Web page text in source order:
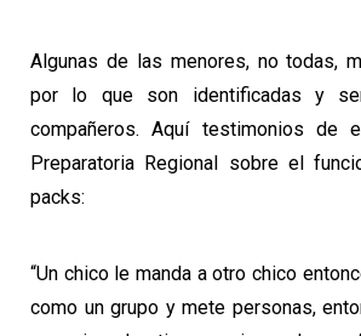
Algunas de las menores, no todas,
por lo que son identificadas y
compañeros. Aquí testimonios de
Preparatoria Regional sobre el
packs:
“Un chico le manda a otro chico
como un grupo y mete personas,